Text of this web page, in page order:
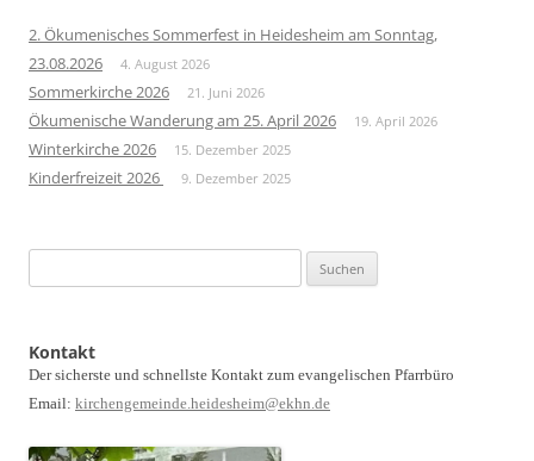
2. Ökumenisches Sommerfest in Heidesheim am Sonntag,
23.08.2026
4. August 2026
Sommerkirche 2026 21. Juni 2026
Ökumenische Wanderung am 25. April 2026 19. April 2026
Winterkirche 2026 15. Dezember 2025
Kinderfreizeit 2026 9. Dezember 2025
nach:
Kontakt
Der sicherste und schnellste Kontakt zum evangelischen Pfarrbüro
Email: kirchengemeinde.heidesheim@ekhn.de